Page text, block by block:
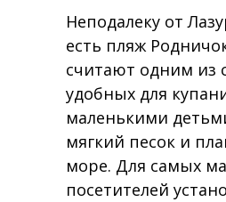
Неподалеку от
есть пляж
считают одним из
удобных для
маленькими
мягкий песок и
море. Для самых
посетителей